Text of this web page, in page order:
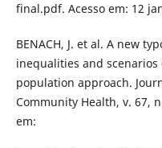
final.pdf. Acesso em: 12
BENACH, J. et al. A new
inequalities and scenarios
population approach.
Community Health, v. 67,
em: